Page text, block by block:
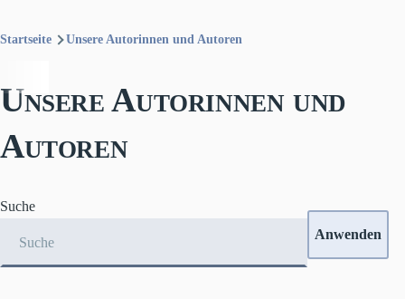
Startseite Unsere Autorinnen und Autoren
Unsere Autorinnen und
Autoren
Suche